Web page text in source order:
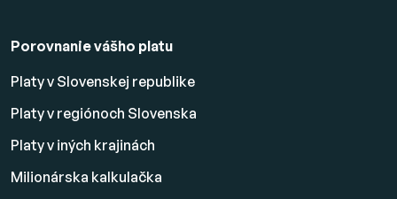
Porovnanie vášho platu
Platy v Slovenskej republike
Platy v regiónoch Slovenska
Platy v iných krajinách
Milionárska kalkulačka